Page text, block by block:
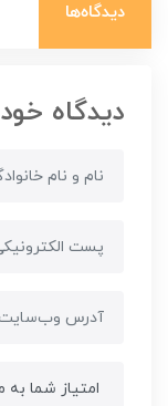
دیدگاه‌ها
دیدگاه